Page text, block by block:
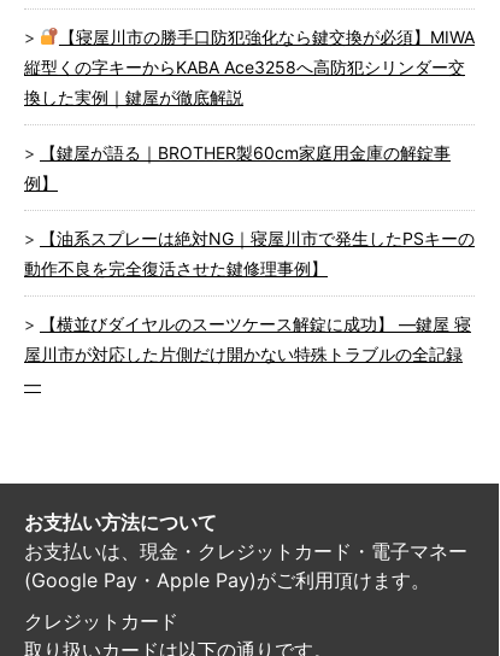
【寝屋川市の勝手口防犯強化なら鍵交換が必須】MIWA
縦型くの字キーからKABA Ace3258へ高防犯シリンダー交
換した実例｜鍵屋が徹底解説
【鍵屋が語る｜BROTHER製60cm家庭用金庫の解錠事
例】
【油系スプレーは絶対NG｜寝屋川市で発生したPSキーの
動作不良を完全復活させた鍵修理事例】
【横並びダイヤルのスーツケース解錠に成功】 ―鍵屋 寝
屋川市が対応した片側だけ開かない特殊トラブルの全記録
―
お支払い方法について
お支払いは、現金・クレジットカード・電子マネー
(Google Pay・Apple Pay)がご利用頂けます。
クレジットカード
取り扱いカードは以下の通りです。